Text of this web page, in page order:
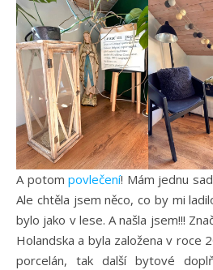
A potom povlečení! Mám jednu
Ale chtěla jsem něco, co by mi
bylo jako v lese. A našla jsem!!!
Holandska a byla založena v roce
porcelán, tak další bytové